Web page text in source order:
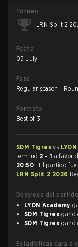
Torneo
LRN Split 2
Fecha
05 July
Fase
Regular season -
Formato
Best of 3
SDM Tigresvs
terminó 2 - 1 a favor
20:50 . El partido fue
LRN Split 2 2026
Desglose del partido
LYON Academy
SDM Tigres ganó
SDM Tigres ganó
Estadísticas cara a